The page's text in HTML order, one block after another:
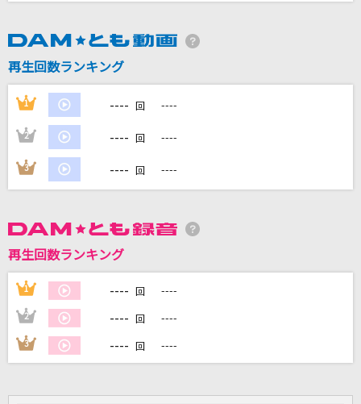
Story
[生音]恋人ごっこ
マカロニえんぴつ
カラオケをもっと楽しもう！
再生回数ランキング
1 ---- 回 ----
2 ---- 回 ----
3 ---- 回 ----
再生回数ランキング
1 ---- 回 ----
2 ---- 回 ----
3 ---- 回 ----